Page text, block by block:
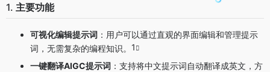
1. 主要功能
可视化编辑提示词 ：用户可以通过直观的界面编辑和管理提示
词，无需复杂的编程知识。 1
一键翻译AIGC提示词 ：支持将中文提示词自动翻译成英文，方